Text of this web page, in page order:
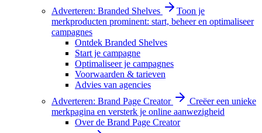
Adverteren: Branded Shelves
Toon je
merkproducten prominent: start, beheer en optimaliseer
campagnes
Ontdek Branded Shelves
Start je campagne
Optimaliseer je campagnes
Voorwaarden & tarieven
Advies van agencies
Adverteren: Brand Page Creator
Creëer een unieke
merkpagina en versterk je online aanwezigheid
Over de Brand Page Creator